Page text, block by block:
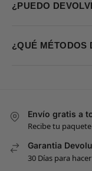
¿PUEDO
¿QUÉ MÉTODOS
Envío gratis a
Recibe tu
Garantia
30 Días para